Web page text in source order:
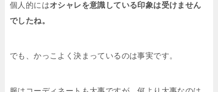
個人的にはオシャレを意識している印象は受けません
でしたね。
でも、かっこよく決まっているのは事実です。